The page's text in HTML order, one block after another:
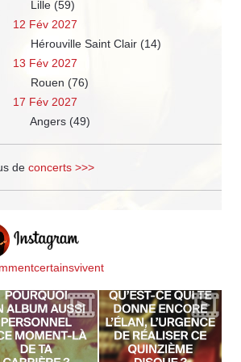
du livre Tomber sous le charme
Lille (59)
12 Fév 2027
Hérouville Saint Clair (14)
13 Fév 2027
Rouen (76)
17 Fév 2027
Angers (49)
de concerts >>>